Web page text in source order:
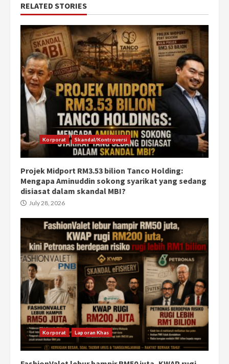
RELATED STORIES
Korporat Skandal/Kontroversi
Projek Midport RM3.53 bilion Tanco Holding:
Mengapa Aminuddin sokong syarikat yang sedang
disiasat dalam skandal MBI?
July 28, 2026
Korporat Laporan Khas